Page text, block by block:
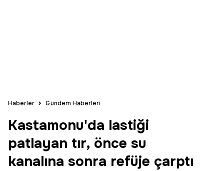
Haberler Gündem Haberleri
Kastamonu'da lastiği
patlayan tır, önce su
kanalına sonra refüje çarptı